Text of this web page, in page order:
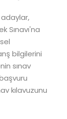
Sınavı'na
bilgilerini
sınav
kılavuzunu